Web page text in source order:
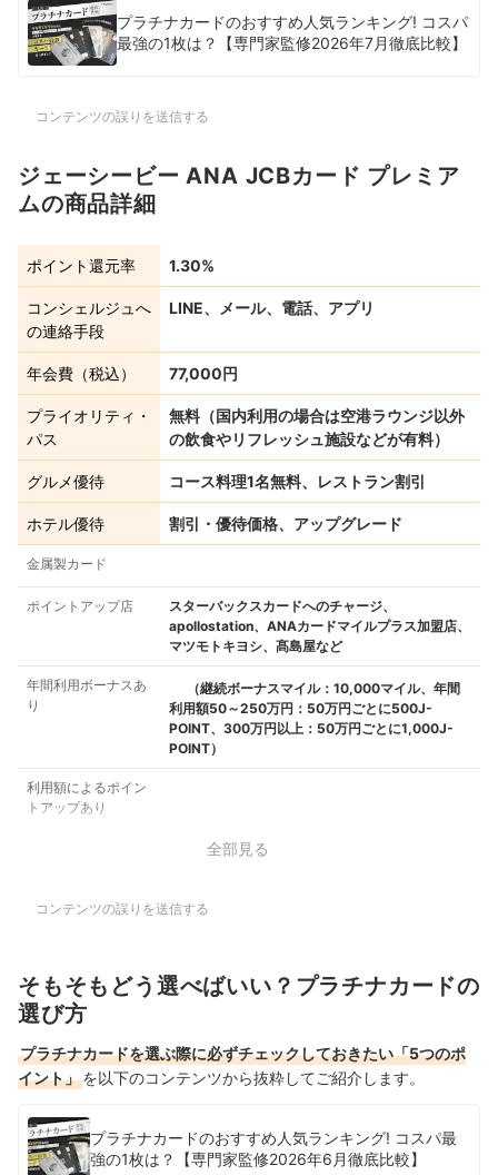
プラチナカードのおすすめ人気ランキング! コスパ
最強の1枚は？【専門家監修2026年7月徹底比較】
コンテンツの誤りを送信する
ジェーシービー ANA JCBカード プレミア
ムの商品詳細
ポイント還元率 1.30%
コンシェルジュへ
の連絡手段
LINE、メール、電話、アプリ
年会費（税込） 77,000円
プライオリティ・
パス
無料（国内利用の場合は空港ラウンジ以外
の飲食やリフレッシュ施設などが有料）
グルメ優待 コース料理1名無料、レストラン割引
ホテル優待 割引・優待価格、アップグレード
金属製カード
ポイントアップ店
スターバックスカードへのチャージ、
apollostation、ANAカードマイルプラス加盟店、
マツモトキヨシ、髙島屋など
年間利用ボーナスあ
り
（継続ボーナスマイル：10,000マイル、年間
利用額50～250万円：50万円ごとに500J-
POINT、300万円以上：50万円ごとに1,000J-
POINT）
利用額によるポイン
トアップあり
全部見る
コンテンツの誤りを送信する
そもそもどう選べばいい？プラチナカードの
選び方
プラチナカードを選ぶ際に必ずチェックしておきたい「5つのポ
イント」を以下のコンテンツから抜粋してご紹介します。
プラチナカードのおすすめ人気ランキング! コスパ最
強の1枚は？【専門家監修2026年6月徹底比較】